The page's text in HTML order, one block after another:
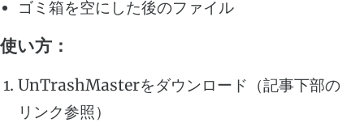
ゴミ箱を空にした後のファイル
使い方：
UnTrashMasterをダウンロード（記事下部の
リンク参照）